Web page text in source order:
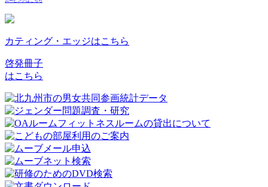
カティング・エッジはこちら
啓発冊子
はこちら